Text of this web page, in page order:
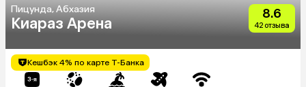
Пицунда, Абхазия
Киараз Арена
8.6
42 отзыва
Кешбэк 4% по карте Т-Банка